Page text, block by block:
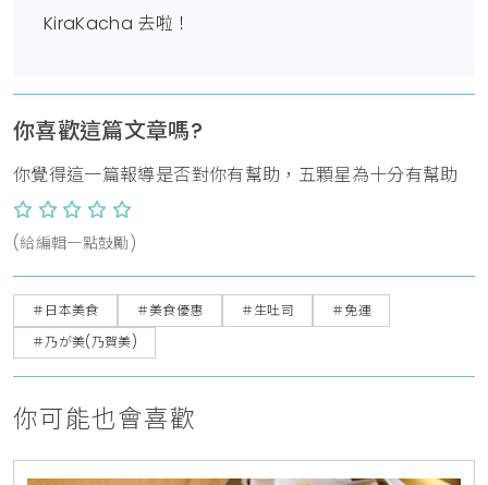
KiraKacha 去啦！
你喜歡這篇文章嗎?
你覺得這一篇報導是否對你有幫助，五顆星為十分有幫助
(給編輯一點鼓勵)
＃日本美食 ＃美食優惠 ＃生吐司
＃免運
＃乃が美(乃賀美)
你可能也會喜歡